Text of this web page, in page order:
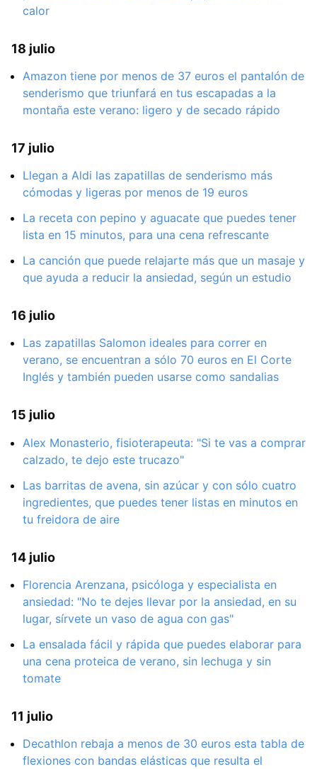
calor
18 julio
Amazon tiene por menos de 37 euros el pantalón de
senderismo que triunfará en tus escapadas a la
montaña este verano: ligero y de secado rápido
17 julio
Llegan a Aldi las zapatillas de senderismo más
cómodas y ligeras por menos de 19 euros
La receta con pepino y aguacate que puedes tener
lista en 15 minutos, para una cena refrescante
La canción que puede relajarte más que un masaje y
que ayuda a reducir la ansiedad, según un estudio
16 julio
Las zapatillas Salomon ideales para correr en
verano, se encuentran a sólo 70 euros en El Corte
Inglés y también pueden usarse como sandalias
15 julio
Alex Monasterio, fisioterapeuta: "Si te vas a comprar
calzado, te dejo este trucazo"
Las barritas de avena, sin azúcar y con sólo cuatro
ingredientes, que puedes tener listas en minutos en
tu freidora de aire
14 julio
Florencia Arenzana, psicóloga y especialista en
ansiedad: "No te dejes llevar por la ansiedad, en su
lugar, sírvete un vaso de agua con gas"
La ensalada fácil y rápida que puedes elaborar para
una cena proteica de verano, sin lechuga y sin
tomate
11 julio
Decathlon rebaja a menos de 30 euros esta tabla de
flexiones con bandas elásticas que resulta el